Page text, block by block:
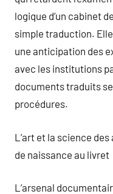
logique d’un cabinet
simple traduction.
une anticipation des
avec les institutions
documents traduits
procédures.
L’art et la science
de naissance au livret
L’arsenal